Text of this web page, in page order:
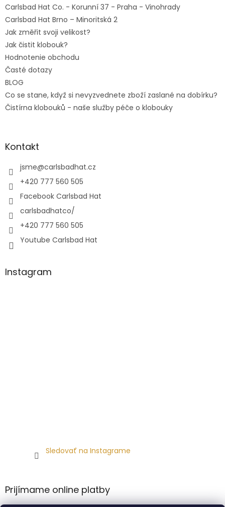
Carlsbad Hat Co. - Korunní 37 - Praha - Vinohrady
Carlsbad Hat Brno – Minoritská 2
Jak změřit svoji velikost?
Jak čistit klobouk?
Hodnotenie obchodu
Časté dotazy
BLOG
Co se stane, když si nevyzvednete zboží zaslané na dobírku?
Čistírna klobouků - naše služby péče o klobouky
Kontakt
jsme@carlsbadhat.cz
+420 777 560 505
Facebook Carlsbad Hat
carlsbadhatco/
+420 777 560 505
Youtube Carlsbad Hat
Instagram
Sledovať na Instagrame
Prijímame online platby